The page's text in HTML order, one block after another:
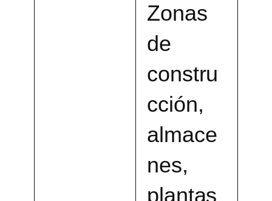
Zonas
de
constru
cción,
almace
nes,
plantas